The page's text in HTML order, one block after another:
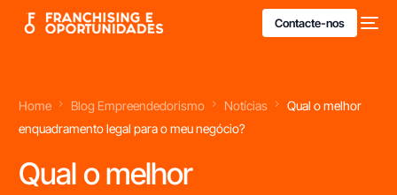
Contacte-nos
Home Blog Empreendedorismo Notícias
Qual o melhor
enquadramento legal para o meu negócio?
Qual o melhor